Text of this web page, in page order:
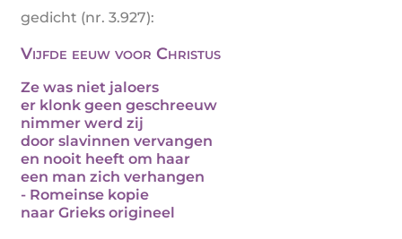
gedicht (nr. 3.927):
Vijfde eeuw voor Christus
Ze was niet jaloers
er klonk geen geschreeuw
nimmer werd zij
door slavinnen vervangen
en nooit heeft om haar
een man zich verhangen
- Romeinse kopie
naar Grieks origineel